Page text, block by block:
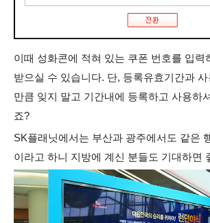
이때 성화콘에 적혀 있는 쿠폰 번호를 입력
받으실 수 있습니다. 단, 등록유효기간과
만큼 잊지 말고 기간내에 등록하고 사용하
죠?
SK플래닛에서는 부산과 광주에서도 같은
이라고 하니 지방에 계신 분들도 기대하면